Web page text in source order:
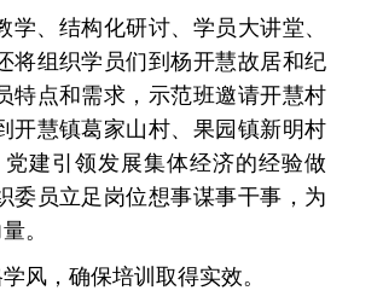
、结构化研讨、学员大讲堂、
将组织学员们到杨开慧故居和纪
特点和需求，示范班邀请开慧村
开慧镇葛家山村、果园镇新明村
建引领发展集体经济的经验做
委员立足岗位想事谋事干事，为
。
风，确保培训取得实效。